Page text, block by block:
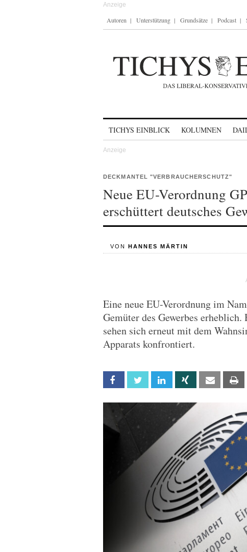
Autoren Unterstützung Grundsätze Podcast
TICHYS EINBLICK KOLUMNEN
DECKMANTEL "VERBRAUCHERSCHUTZ"
Neue EU-Verordnung
erschüttert deutsches
VON HANNES MÄRTIN
Eine neue EU-Verordnung im
Gemüter des Gewerbes
sehen sich erneut mit dem
Apparats konfrontiert.
Facebook Twitter Linkedin Xing Email